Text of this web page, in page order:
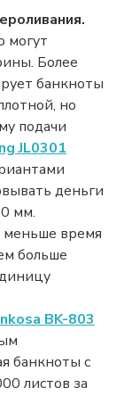
могут
Более
банкноты
но
подачи
JL0301
деньги
мм.
меньше время
больше
BK-803
банкноты с
листов за